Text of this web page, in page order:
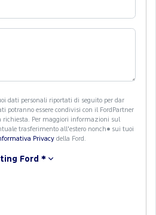
dati personali riportati di seguito per dar
potranno essere condivisi con il FordPartner
informazioni sul
trasferimento all'estero nonch� sui tuoi
Privacy della Ford.
Ford *